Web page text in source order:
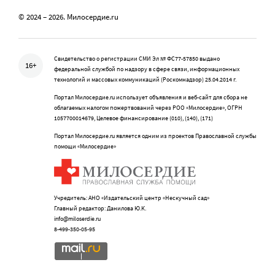
© 2024 – 2026. Милосердие.ru
16+
Свидетельство о регистрации СМИ Эл № ФС77-57850 выдано
федеральной службой по надзору в сфере связи, информационных
технологий и массовых коммуникаций (Роскомнадзор) 25.04.2014 г.
Портал Милосердие.ru использует объявления и веб-сайт для сбора не
облагаемых налогом пожертвований через РОО «Милосердие», ОГРН
1057700014679, Целевое финансирование (010), (140), (171)
Портал Милосердие.ru является одним из проектов Православной службы
помощи «Милосердие»
Учредитель: АНО «Издательский центр «Нескучный сад»
Главный редактор: Данилова Ю.К.
info@miloserdie.ru
8-499-350-05-95